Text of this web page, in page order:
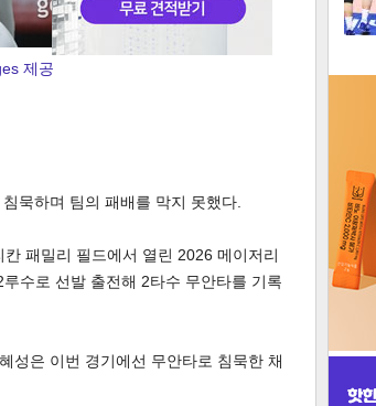
url 복
제공
묵하며 팀의 패배를 막지 못했다.
패밀리 필드에서 열린 2026 메이저리
수로 선발 출전해 2타수 무안타를 기록
성은 이번 경기에선 무안타로 침묵한 채
2
인기